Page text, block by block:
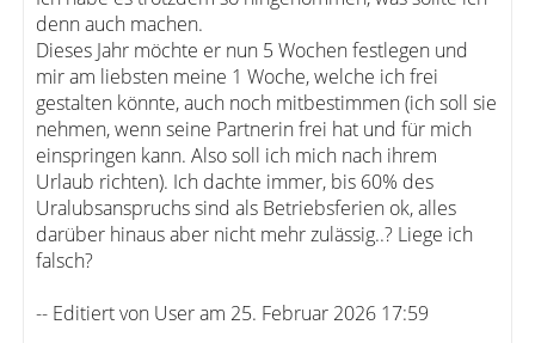
denn auch machen.
Dieses Jahr möchte er nun 5 Wochen festlegen und
mir am liebsten meine 1 Woche, welche ich frei
gestalten könnte, auch noch mitbestimmen (ich soll sie
nehmen, wenn seine Partnerin frei hat und für mich
einspringen kann. Also soll ich mich nach ihrem
Urlaub richten). Ich dachte immer, bis 60% des
Uralubsanspruchs sind als Betriebsferien ok, alles
darüber hinaus aber nicht mehr zulässig..? Liege ich
falsch?
-- Editiert von User am 25. Februar 2026 17:59